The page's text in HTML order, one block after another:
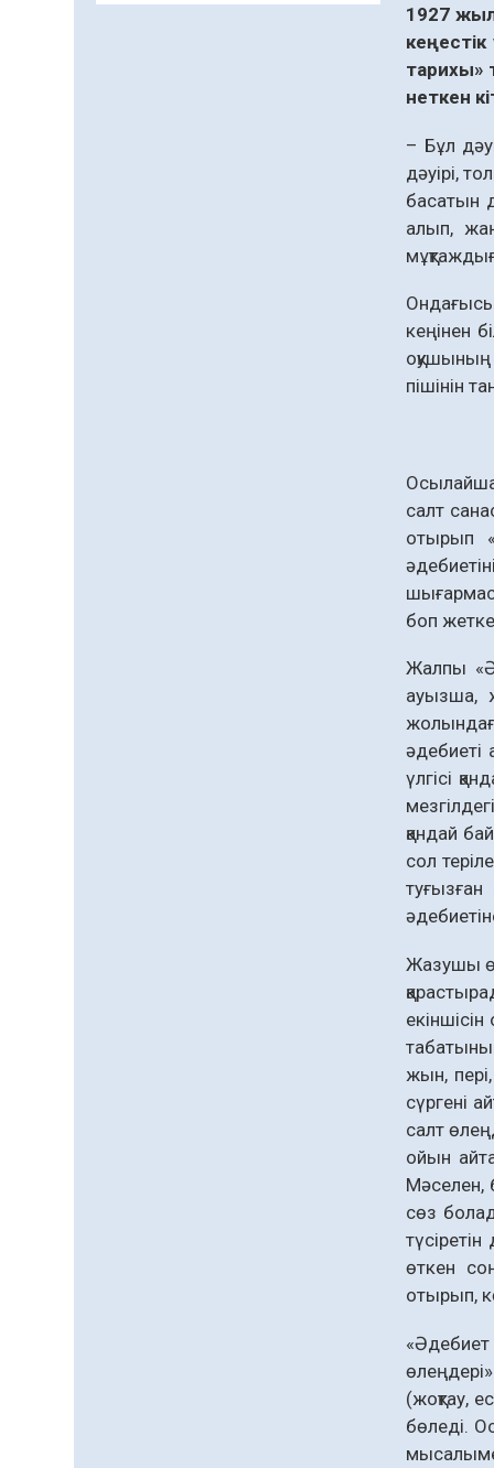
1927
тарихы»
неткен
– Бұл
дәуірі,
басатын
алып,
Ондағысы
кеңінен
оқушының
пішінін
салт
оты­рып
боп
Жалпы
ауызша,
әдебиеті
үлгісі
қандай
сол
Жазушы
жын,
сүргені
салт
ойын
Мәселен,
сөз
өткен
отырып,
(жоқтау,
бөледі.